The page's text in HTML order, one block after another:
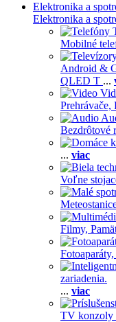
Elektronika a
Elektronika a
Mobilné
Android &
QLED T ...
Prehrávače,
Bezdrôtové
... viac
Voľne
Filmy,
Fotoaparáty,
zariadenia.
... viac
TV konzoly